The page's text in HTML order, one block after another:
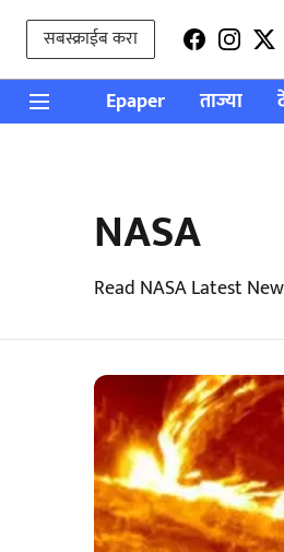
सबस्क्राईब करा
Epaper ताज्या
NASA
Read NASA Latest